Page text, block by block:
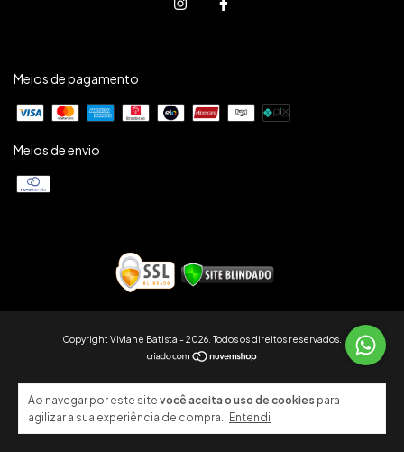
Ao navegar por este site você aceita o uso de cookies para
agilizar a sua experiência de compra. Entendi
Meios de pagamento
Meios de envio
Copyright Viviane Batista - 2026. Todos os direitos reservados.